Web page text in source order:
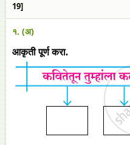
19]
१. (अ)
आकृती पूर्ण करा.